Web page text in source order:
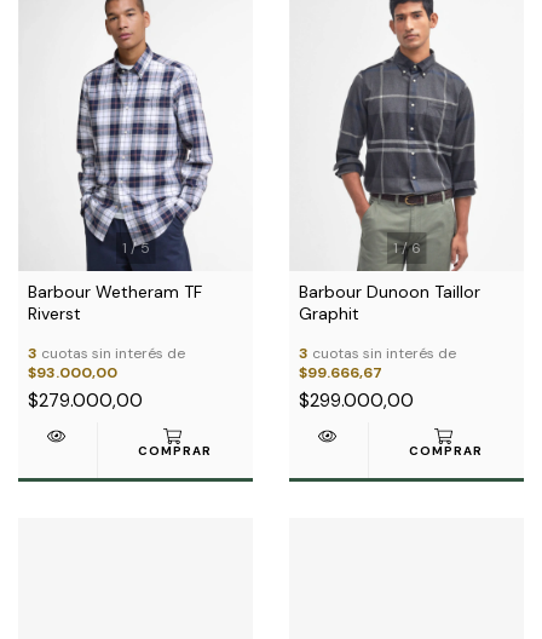
1 /5
Barbour Wetheram TF
Riverst
3 cuotas sin interés de
$93.000,00
$279.000,00
COMPRAR
1/6
Barbour Dunoon Taillor
Graphit
3 cuotas sin interés de
$99.666,67
$299.000,00
COMPRAR